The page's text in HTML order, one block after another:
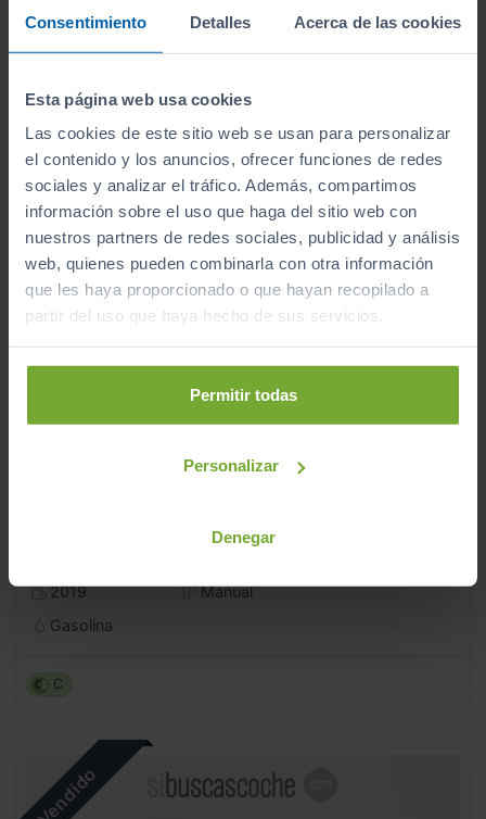
Consentimiento Detalles Acerca de las cookies
Esta página web usa cookies
Las cookies de este sitio web se usan para personalizar
el contenido y los anuncios, ofrecer funciones de redes
sociales y analizar el tráfico. Además, compartimos
información sobre el uso que haga del sitio web con
nuestros partners de redes sociales, publicidad y análisis
web, quienes pueden combinarla con otra información
que les haya proporcionado o que hayan recopilado a
partir del uso que haya hecho de sus servicios.
Permitir todas
Personalizar
Denegar
C
2019
Manual
Gasolina
C